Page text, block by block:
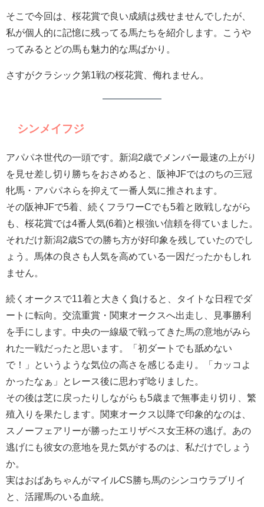
そこで今回は、桜花賞で良い成績は残せませんでしたが、
私が個人的に記憶に残ってる馬たちを紹介します。こうや
ってみるとどの馬も魅力的な馬ばかり。
さすがクラシック第1戦の桜花賞、侮れません。
シンメイフジ
アパパネ世代の一頭です。新潟2歳でメンバー最速の上がり
を見せ差し切り勝ちをおさめると、阪神JFではのちの三冠
牝馬・アパパネらを抑えて一番人気に推されます。
その阪神JFで5着、続くフラワーCでも5着と敗戦しながら
も、桜花賞では4番人気(6着)と根強い信頼を得ていました。
それだけ新潟2歳Sでの勝ち方が好印象を残していたのでし
ょう。馬体の良さも人気を高めている一因だったかもしれ
ません。
続くオークスで11着と大きく負けると、タイトな日程でダ
ートに転向。交流重賞・関東オークスへ出走し、見事勝利
を手にします。中央の一線級で戦ってきた馬の意地がみら
れた一戦だったと思います。「初ダートでも舐めない
で！」というような気位の高さを感じる走り。「カッコよ
かったなぁ」とレース後に思わず唸りました。
その後は芝に戻ったりしながらも5歳まで無事走り切り、繁
殖入りを果たします。関東オークス以降で印象的なのは、
スノーフェアリーが勝ったエリザベス女王杯の逃げ。あの
逃げにも彼女の意地を見た気がするのは、私だけでしょう
か。
実はおばあちゃんがマイルCS勝ち馬のシンコウラブリイ
と、活躍馬のいる血統。